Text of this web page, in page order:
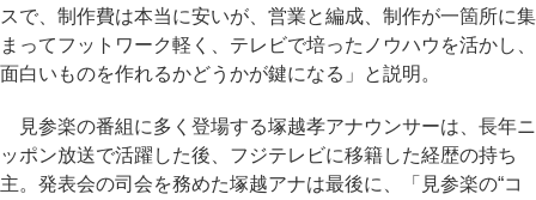
スで、制作費は本当に安いが、営業と編成、制作が一箇所に集
まってフットワーク軽く、テレビで培ったノウハウを活かし、
面白いものを作れるかどうかが鍵になる」と説明。
見参楽の番組に多く登場する塚越孝アナウンサーは、長年ニ
ッポン放送で活躍した後、フジテレビに移籍した経歴の持ち
主。発表会の司会を務めた塚越アナは最後に、「見参楽の“コ